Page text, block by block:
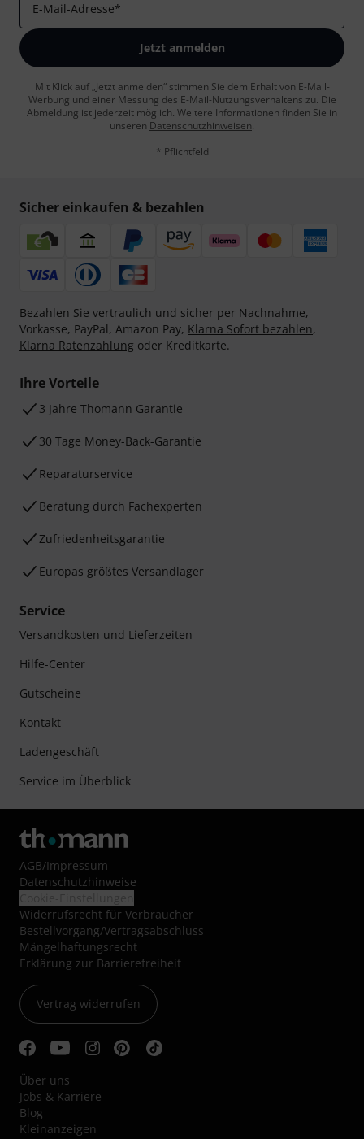
E-Mail-Adresse*
Jetzt anmelden
Mit Klick auf „Jetzt anmelden“ stimmen Sie dem Erhalt von E-Mail-
Werbung und einer Messung des E-Mail-Nutzungsverhaltens zu. Die
Abmeldung ist jederzeit möglich. Weitere Informationen finden Sie in
unseren Datenschutzhinweisen.
* Pflichtfeld
Sicher einkaufen & bezahlen
Bezahlen Sie vertraulich und sicher per Nachnahme,
Vorkasse, PayPal, Amazon Pay, Klarna Sofort bezahlen,
Klarna Ratenzahlung oder Kreditkarte.
Ihre Vorteile
3 Jahre Thomann Garantie
30 Tage Money-Back-Garantie
Reparaturservice
Beratung durch Fachexperten
Zufriedenheitsgarantie
Europas größtes Versandlager
Service
Versandkosten und Lieferzeiten
Hilfe-Center
Gutscheine
Kontakt
Ladengeschäft
Service im Überblick
AGB/Impressum
Datenschutzhinweise
Widerrufsrecht für Verbraucher
Bestellvorgang/Vertragsabschluss
Mängelhaftungsrecht
Erklärung zur Barrierefreiheit
Vertrag widerrufen
Über uns
Jobs & Karriere
Blog
Kleinanzeigen